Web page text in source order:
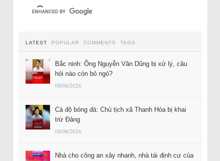
LATEST POPULAR COMMENTS TAGS
Bắc ninh: Ông Nguyễn Văn Dũng bị xử lý, câu
hỏi nào còn bỏ ngỏ?
08/08/2026
Cá độ bóng đá: Chủ tịch xã Thanh Hóa bị khai
trừ Đảng
08/08/2026
Nhà cho công an xây nhanh, nhà tái định cư của